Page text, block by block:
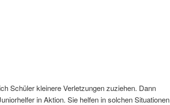
Schüler kleinere Verletzungen zuziehen. Dann
in Aktion. Sie helfen in solchen Situationen